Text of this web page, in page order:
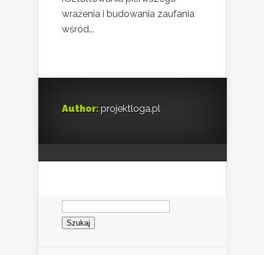
wrażenia i budowania zaufania
wśród...
Author: projektloga.pl
Szukaj: